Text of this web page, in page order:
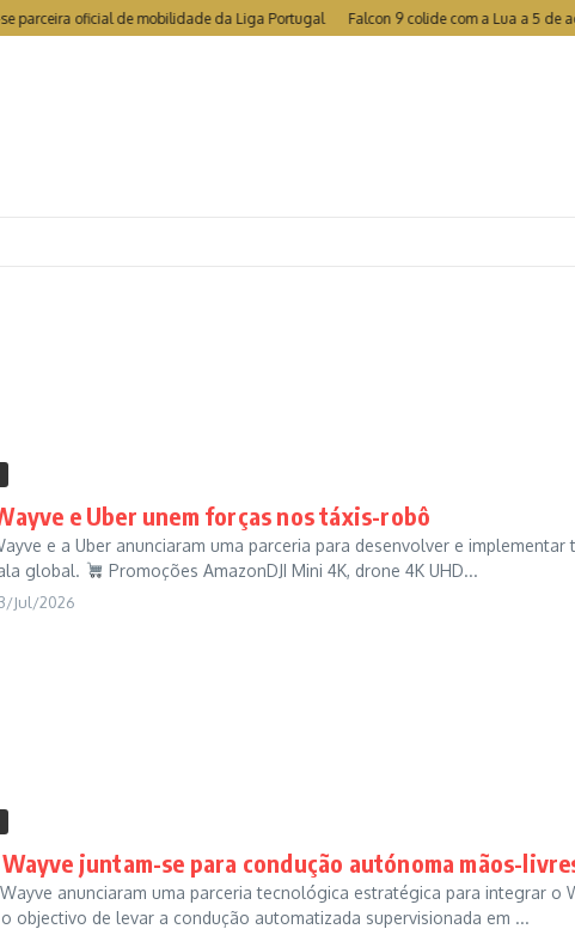
oficial de mobilidade da Liga Portugal Falcon 9 colide com a Lua a 5 de
e Uber unem forças nos táxis-robô
e a Uber anunciaram uma parceria para desenvolver e implementar
global.
Promoções AmazonDJI Mini 4K, drone 4K UHD...
Jul/2026
juntam-se para condução autónoma mãos-
anunciaram uma parceria tecnológica estratégica para integrar o
objectivo de levar a condução automatizada supervisionada em ...